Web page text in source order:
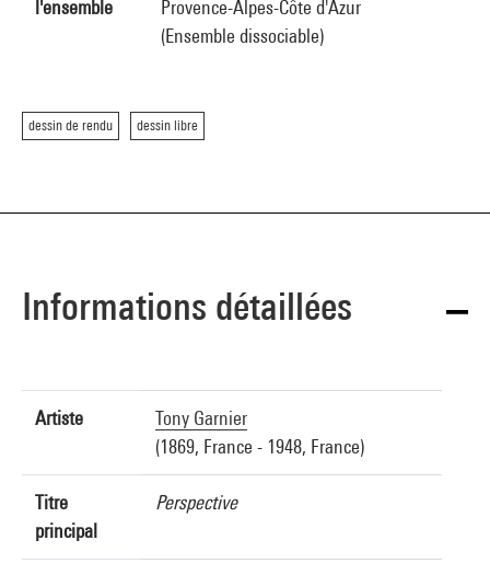
l'ensemble
Provence-Alpes-Côte d'Azur
(Ensemble dissociable)
dessin de rendu dessin libre
Informations détaillées
Artiste
Tony Garnier
(1869, France - 1948, France)
Titre
principal
Perspective